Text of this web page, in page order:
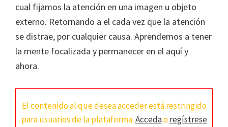
cual fijamos la atención en una imagen u objeto
externo. Retornando a el cada vez que la atención
se distrae, por cualquier causa. Aprendemos a tener
la mente focalizada y permanecer en el aquí y
ahora.
El contenido al que desea acceder está restringido
para usuarios de la plataforma.Accedaoregístrese